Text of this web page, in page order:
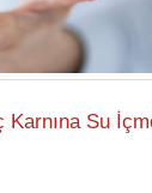
Karnına Su